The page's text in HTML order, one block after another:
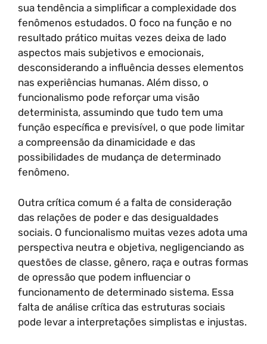
sua tendência a simplificar a complexidade dos
fenômenos estudados. O foco na função e no
resultado prático muitas vezes deixa de lado
aspectos mais subjetivos e emocionais,
desconsiderando a influência desses elementos
nas experiências humanas. Além disso, o
funcionalismo pode reforçar uma visão
determinista, assumindo que tudo tem uma
função específica e previsível, o que pode limitar
a compreensão da dinamicidade e das
possibilidades de mudança de determinado
fenômeno.
Outra crítica comum é a falta de consideração
das relações de poder e das desigualdades
sociais. O funcionalismo muitas vezes adota uma
perspectiva neutra e objetiva, negligenciando as
questões de classe, gênero, raça e outras formas
de opressão que podem influenciar o
funcionamento de determinado sistema. Essa
falta de análise crítica das estruturas sociais
pode levar a interpretações simplistas e injustas.